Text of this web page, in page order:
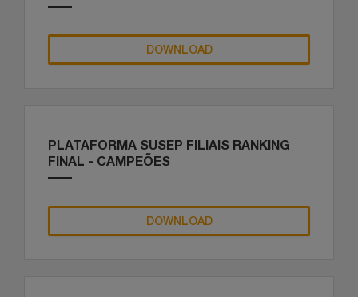
DOWNLOAD
PLATAFORMA SUSEP FILIAIS RANKING
FINAL - CAMPEÕES
DOWNLOAD